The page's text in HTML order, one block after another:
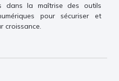
dans la maîtrise des outils
pour sécuriser et
croissance.